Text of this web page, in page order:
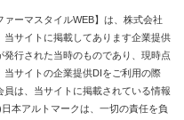
ーマスタイルWEB】は、株式会社
サイトに掲載してあります企業提供
行された当時のものであり、現時点
サイトの企業提供DIをご利用の際
は、当サイトに掲載されている情報
本アルトマークは、一切の責任を負